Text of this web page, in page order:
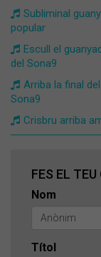
Subliminal
popular
Escull el
del Sona9
Arriba la final
Sona9
Crisbru arriba
FES EL
Nom
Títol